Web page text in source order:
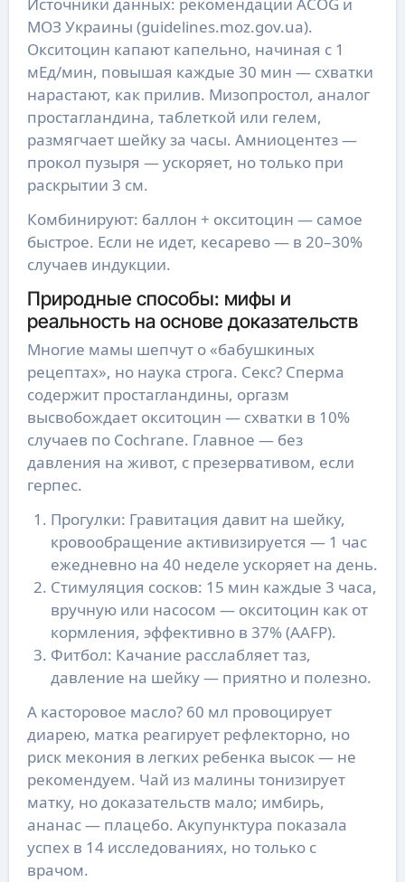
МОЗ Украины (guidelines.moz.gov.ua).
Окситоцин капают капельно, начиная с 1
мЕд/мин, повышая каждые 30 мин — схватки
нарастают, как прилив. Мизопростол, аналог
простагландина, таблеткой или гелем,
размягчает шейку за часы. Амниоцентез —
прокол пузыря — ускоряет, но только при
раскрытии 3 см.
Комбинируют: баллон + окситоцин — самое
быстрое. Если не идет, кесарево — в 20–30%
случаев индукции.
Природные способы: мифы и
реальность на основе доказательств
Многие мамы шепчут о «бабушкиных
рецептах», но наука строга. Секс? Сперма
содержит простагландины, оргазм
высвобождает окситоцин — схватки в 10%
случаев по Cochrane. Главное — без
давления на живот, с презервативом, если
герпес.
Прогулки: Гравитация давит на шейку,
кровообращение активизируется — 1 час
ежедневно на 40 неделе ускоряет на день.
Стимуляция сосков: 15 мин каждые 3 часа,
вручную или насосом — окситоцин как от
кормления, эффективно в 37% (AAFP).
Фитбол: Качание расслабляет таз,
давление на шейку — приятно и полезно.
А касторовое масло? 60 мл провоцирует
диарею, матка реагирует рефлекторно, но
риск мекония в легких ребенка высок — не
рекомендуем. Чай из малины тонизирует
матку, но доказательств мало; имбирь,
ананас — плацебо. Акупунктура показала
успех в 14 исследованиях, но только с
врачом.